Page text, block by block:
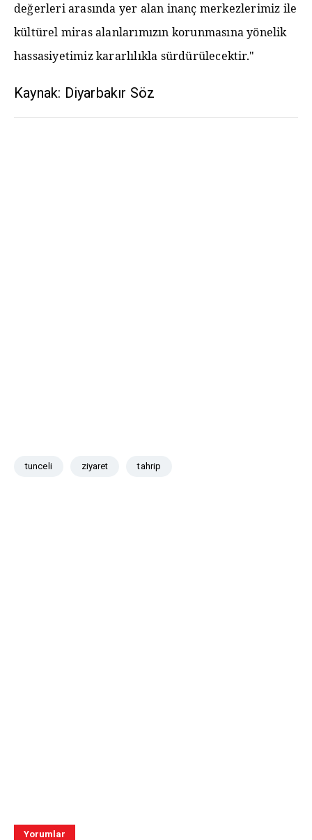
değerleri arasında yer alan inanç merkezlerimiz ile
kültürel miras alanlarımızın korunmasına yönelik
hassasiyetimiz kararlılıkla sürdürülecektir."
Kaynak: Diyarbakır Söz
tunceli ziyaret tahrip
Yorumlar